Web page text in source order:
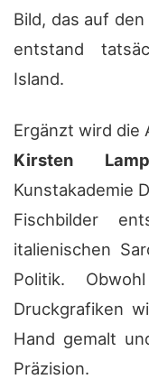
Bild, das auf
entstand
Island.
Ergänzt wird die
Kirsten
Kunstakademie
Fischbilder
italienischen
Politik.
Druckgrafiken
Hand gemalt
Präzision.